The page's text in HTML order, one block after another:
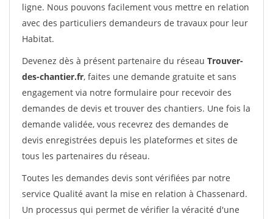
ligne. Nous pouvons facilement vous mettre en relation
avec des particuliers demandeurs de travaux pour leur
Habitat.
Devenez dès à présent partenaire du réseau Trouver-
des-chantier.fr, faites une demande gratuite et sans
engagement via notre formulaire pour recevoir des
demandes de devis et trouver des chantiers. Une fois la
demande validée, vous recevrez des demandes de
devis enregistrées depuis les plateformes et sites de
tous les partenaires du réseau.
Toutes les demandes devis sont vérifiées par notre
service Qualité avant la mise en relation à Chassenard.
Un processus qui permet de vérifier la véracité d'une